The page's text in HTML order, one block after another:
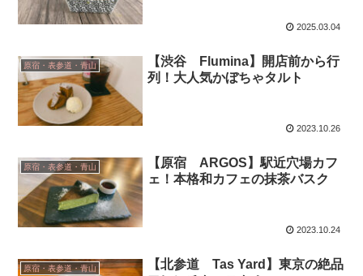
2025.03.04
原宿・表参道・青山
【渋谷 Flumina】開店前から行
列！大人気かぼちゃタルト
2023.10.26
原宿・表参道・青山
【原宿 ARGOS】駅近穴場カフ
ェ！本格和カフェの抹茶バスク
2023.10.24
原宿・表参道・青山
【北参道 Tas Yard】東京の絶品